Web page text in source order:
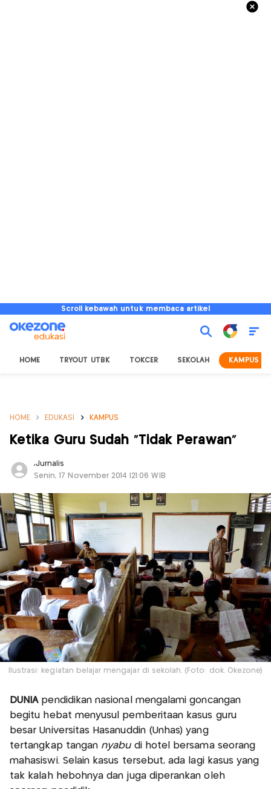
Scroll kebawah untuk membaca artikel
HOME TRYOUT UTBK TOKCER SEKOLAH KAMPUS
HOME EDUKASI KAMPUS
Ketika Guru Sudah "Tidak Perawan"
,Jurnalis
Senin, 17 November 2014 |21:06 WIB
Ilustrasi: kegiatan belajar mengajar di sekolah. (Foto: dok. Okezone)
DUNIA pendidikan nasional mengalami goncangan
begitu hebat menyusul pemberitaan kasus guru
besar Universitas Hasanuddin (Unhas) yang
tertangkap tangan nyabu di hotel bersama seorang
mahasiswi. Selain kasus tersebut, ada lagi kasus yang
tak kalah hebohnya dan juga diperankan oleh